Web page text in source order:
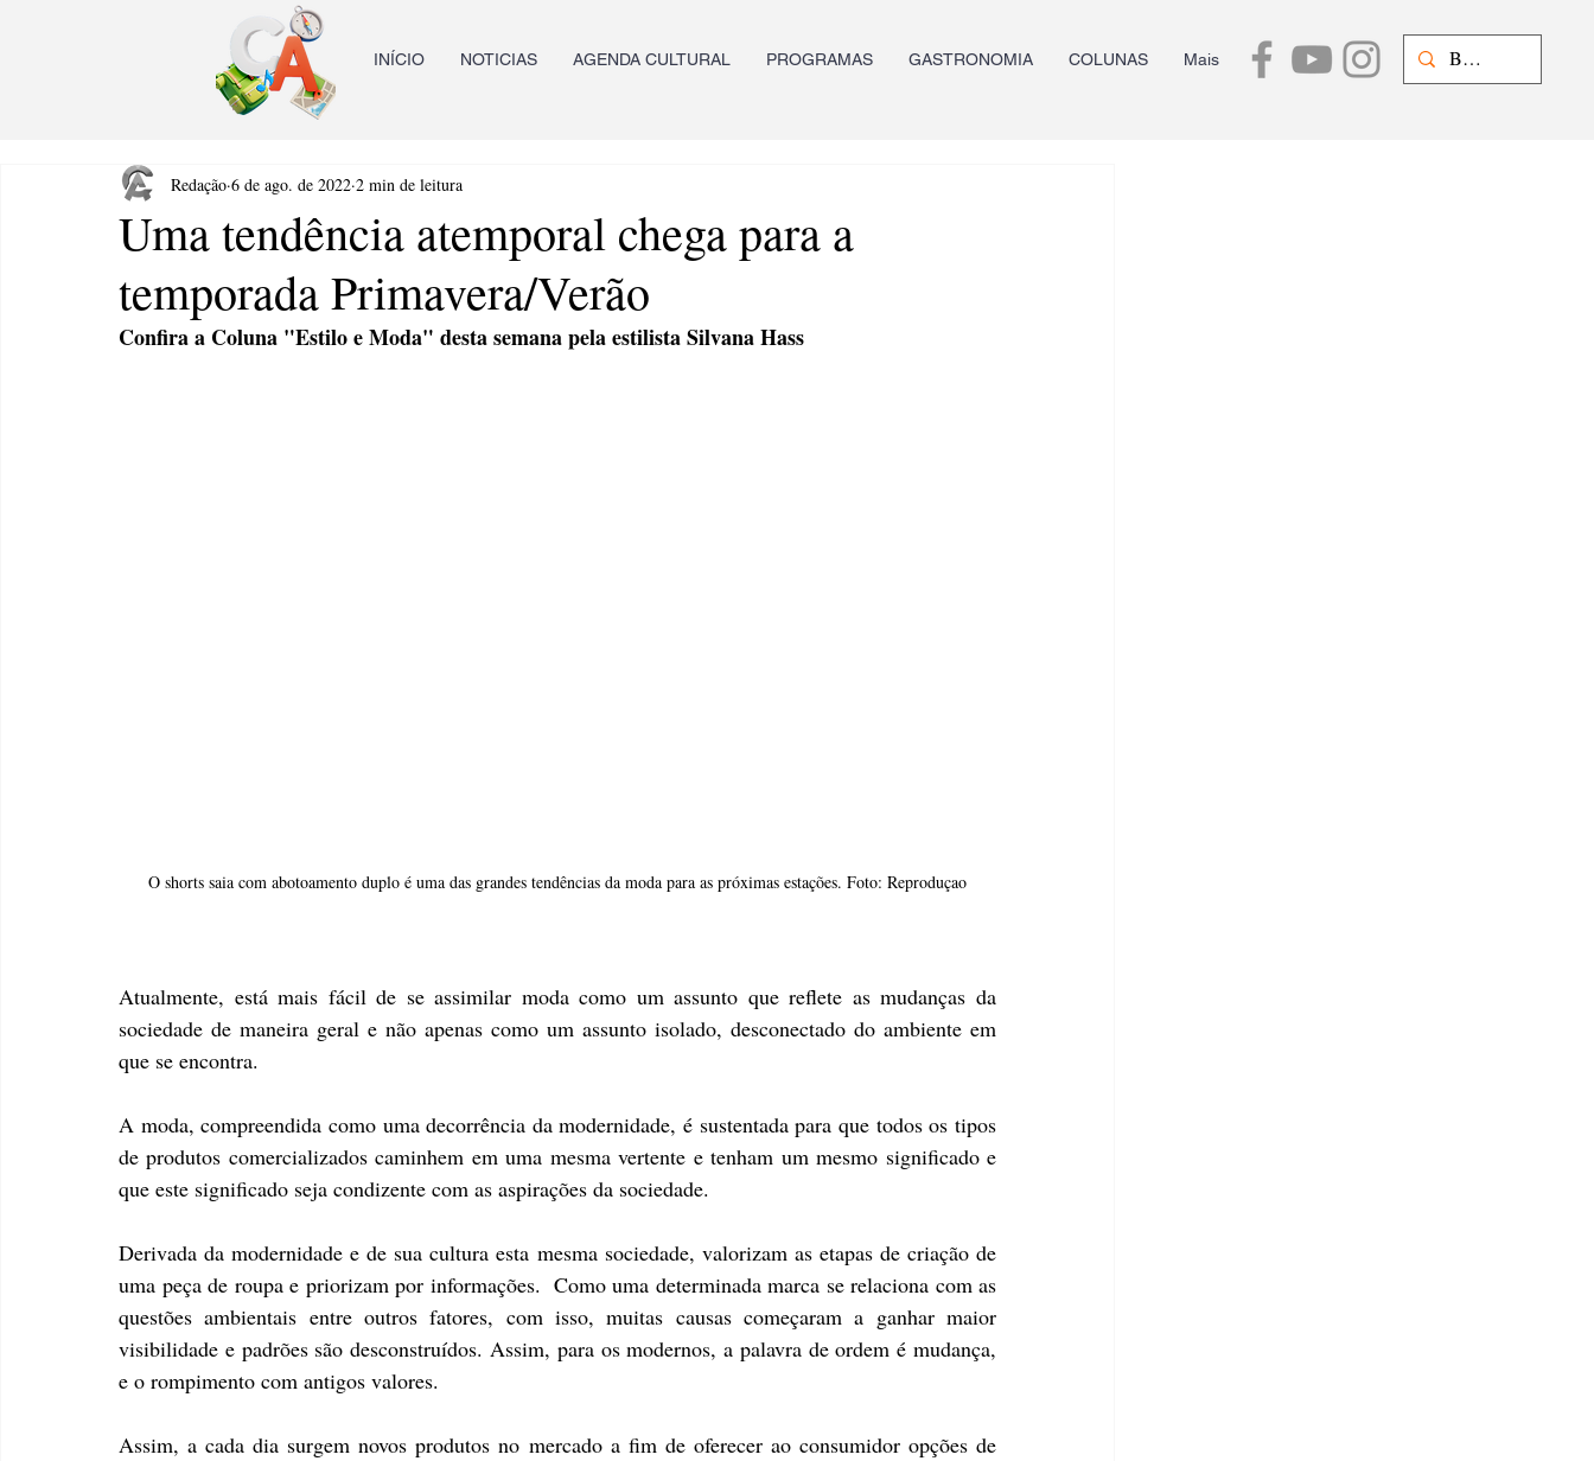
INÍCIO NOTICIAS AGENDA CULTURAL PROGRAMAS GASTRONOMIA COLUNAS Mais
Uma tendência atemporal chega para a
temporada Primavera/Verão
Redação 6 de ago. de 2022 2 min de leitura
Confira a Coluna "Estilo e Moda" desta semana pela estilista Silvana Hass
O shorts saia com abotoamento duplo é uma das grandes tendências da moda para as próximas estações. Foto: Reproduçao
Atualmente, está mais fácil de se assimilar moda como um assunto que reflete as mudanças da
sociedade de maneira geral e não apenas como um assunto isolado, desconectado do ambiente em
que se encontra.
A moda, compreendida como uma decorrência da modernidade, é sustentada para que todos os tipos
de produtos comercializados caminhem em uma mesma vertente e tenham um mesmo significado e
que este significado seja condizente com as aspirações da sociedade.
Derivada da modernidade e de sua cultura esta mesma sociedade, valorizam as etapas de criação de
uma peça de roupa e priorizam por informações.  Como uma determinada marca se relaciona com as
questões ambientais entre outros fatores, com isso, muitas causas começaram a ganhar maior
visibilidade e padrões são desconstruídos. Assim, para os modernos, a palavra de ordem é mudança,
e o rompimento com antigos valores.
Assim, a cada dia surgem novos produtos no mercado a fim de oferecer ao consumidor opções de